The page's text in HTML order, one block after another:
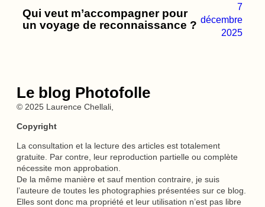
Qui veut m’accompagner pour
un voyage de reconnaissance ?
7
décembre
2025
Le blog Photofolle
© 2025 Laurence Chellali,
Copyright
La consultation et la lecture des articles est totalement
gratuite. Par contre, leur reproduction partielle ou complète
nécessite mon approbation.
De la même manière et sauf mention contraire, je suis
l’auteure de toutes les photographies présentées sur ce blog.
Elles sont donc ma propriété et leur utilisation n’est pas libre